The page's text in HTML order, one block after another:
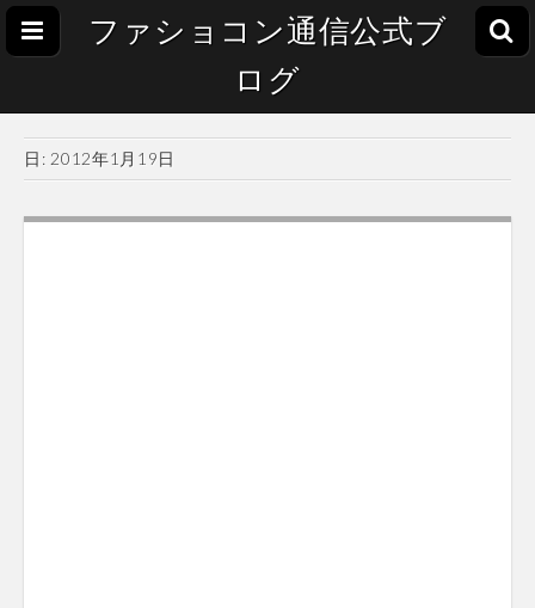
ファショコン通信公式ブ
ログ
日: 2012年1月19日